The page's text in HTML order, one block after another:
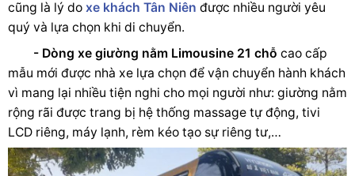
cũng là lý do xe khách Tân Niên được nhiều người yêu
quý và lựa chọn khi di chuyển.
- Dòng xe giường nằm Limousine 21 chỗ cao cấp
mẫu mới được nhà xe lựa chọn để vận chuyển hành khách
vì mang lại nhiều tiện nghi cho mọi người như: giường nằm
rộng rãi được trang bị hệ thống massage tự động, tivi
LCD riêng, máy lạnh, rèm kéo tạo sự riêng tư,…